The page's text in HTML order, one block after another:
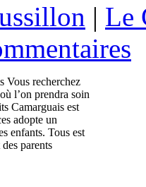
| Le
Vous recherchez
l’on prendra soin
Camarguais est
adopte un
enfants. Tous est
parents